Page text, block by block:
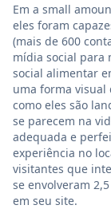
Em a small
eles foram
(mais de 600
mídia social para
social alimentar
uma forma visual
como eles são
se parecem na
adequada e
experiência no
visitantes que
se envolveram
em seu site.